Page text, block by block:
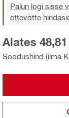
Palun logi sisse
ettevõtte
Soodushind (ilma
Alates 48,81